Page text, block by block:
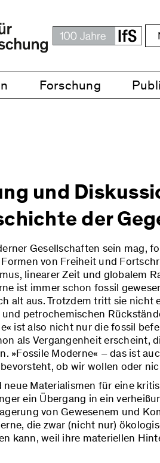
Forschung
und
der
Gesellschaften sein mag,
von Freiheit und
linearer Zeit und globalem
ist immer schon fossil
alt aus. Trotzdem tritt sie nicht
petrochemischen
ist also nicht nur die fossil
als Vergangenheit erscheint,
»Fossile Moderne« – das ist
ob wir wollen oder
Materialismen für eine
ein Übergang in ein
von Gewesenem und
die zwar (nicht nur)
kann, weil ihre materiellen